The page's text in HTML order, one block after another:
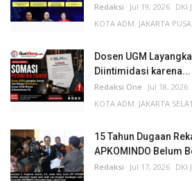
Redaksi Jul 19, 2026 DKI
KOTA ADM. JAKARTA
Dosen UGM
Diintimidasi karena...
Redaksi One Jul 18, 2026
KOTA ADM. JAKARTA
15 Tahun Dugaan
APKOMINDO Belum
Redaksi Jul 17, 2026 DKI